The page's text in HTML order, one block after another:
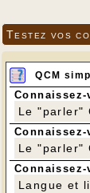
Testez vos
QCM
Le "parler"
Le "parler"
Langue et